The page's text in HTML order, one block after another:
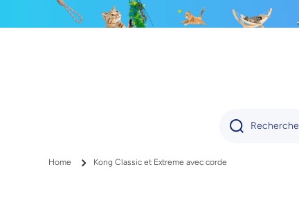
IGNORER ET PASSER AU CONTENU
Recherche
Home Kong Classic et Extreme avec corde